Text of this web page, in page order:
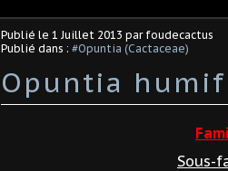
Publié le 1 Juillet 2013 par foudecactus
Publié dans : #Opuntia (Cactaceae)
Opuntia
Sous-